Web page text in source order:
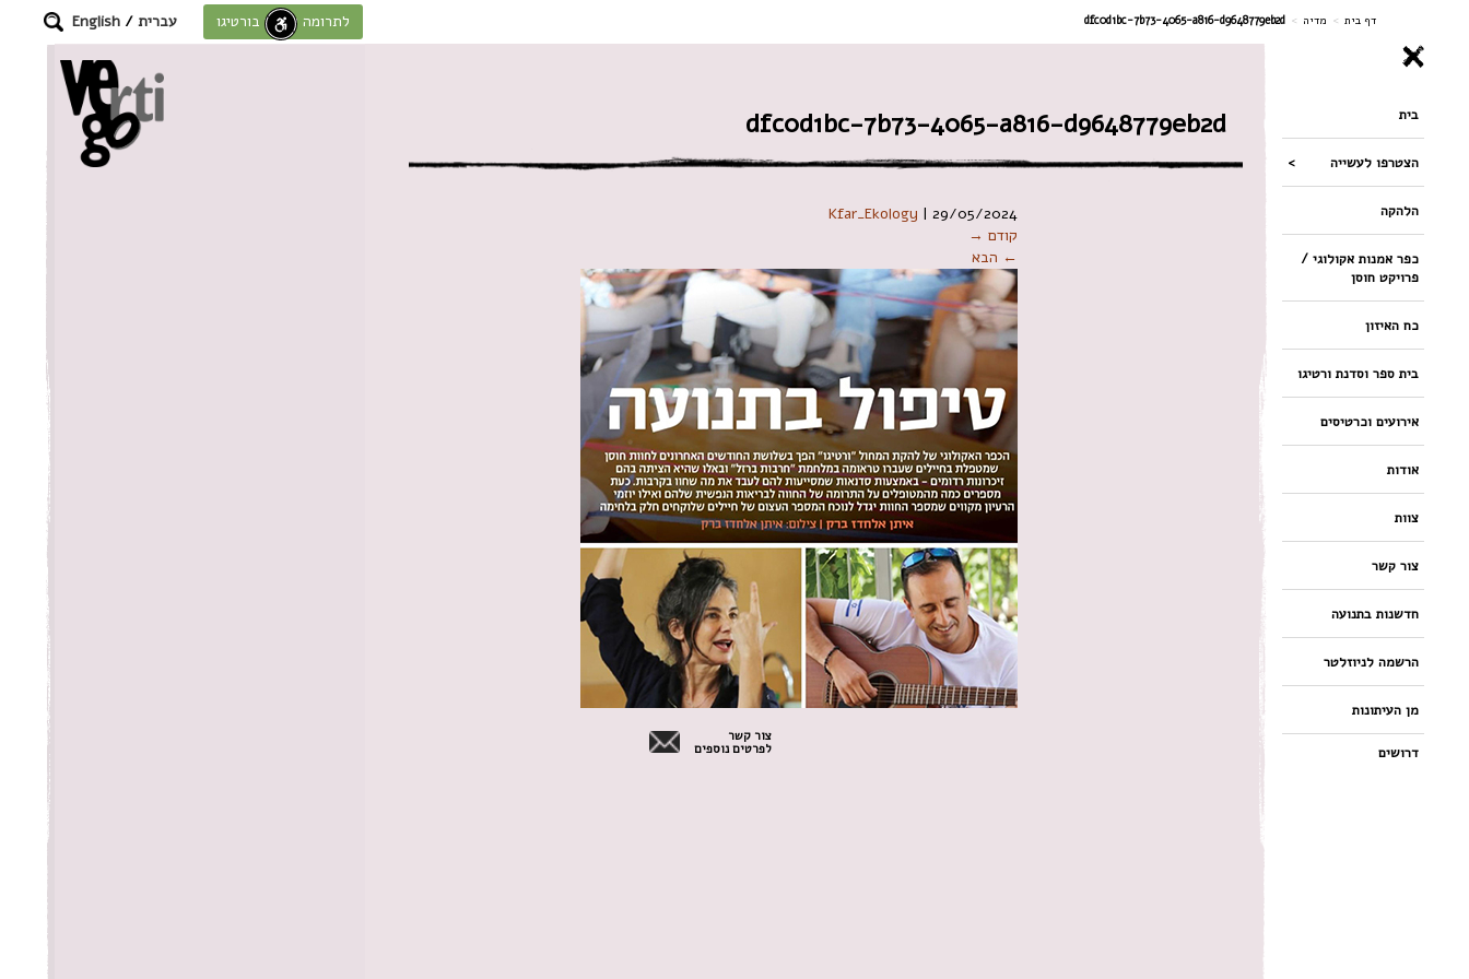
דף בית > מדיה >
dfc0d1bc-7b73-4065-a816-d9648779eb2d לתרומה לחוסן בורטיגו עברית /
English
בית
הצטרפו לעשייה
הלהקה
כפר אמנות אקולוגי /
פרויקט חוסן
כח האיזון
בית ספר וסדנת ורטיגו
אירועים וכרטיסים
אודות
צוות
צור קשר
חדשנות בתנועה
הרשמה לניוזלטר
מן העיתונות
דרושים
dfc0d1bc-7b73-4065-a816-d9648779eb2d
Kfar_Ekology |29/05/2024
קודם →
← הבא
צור קשר
לפרטים נוספים